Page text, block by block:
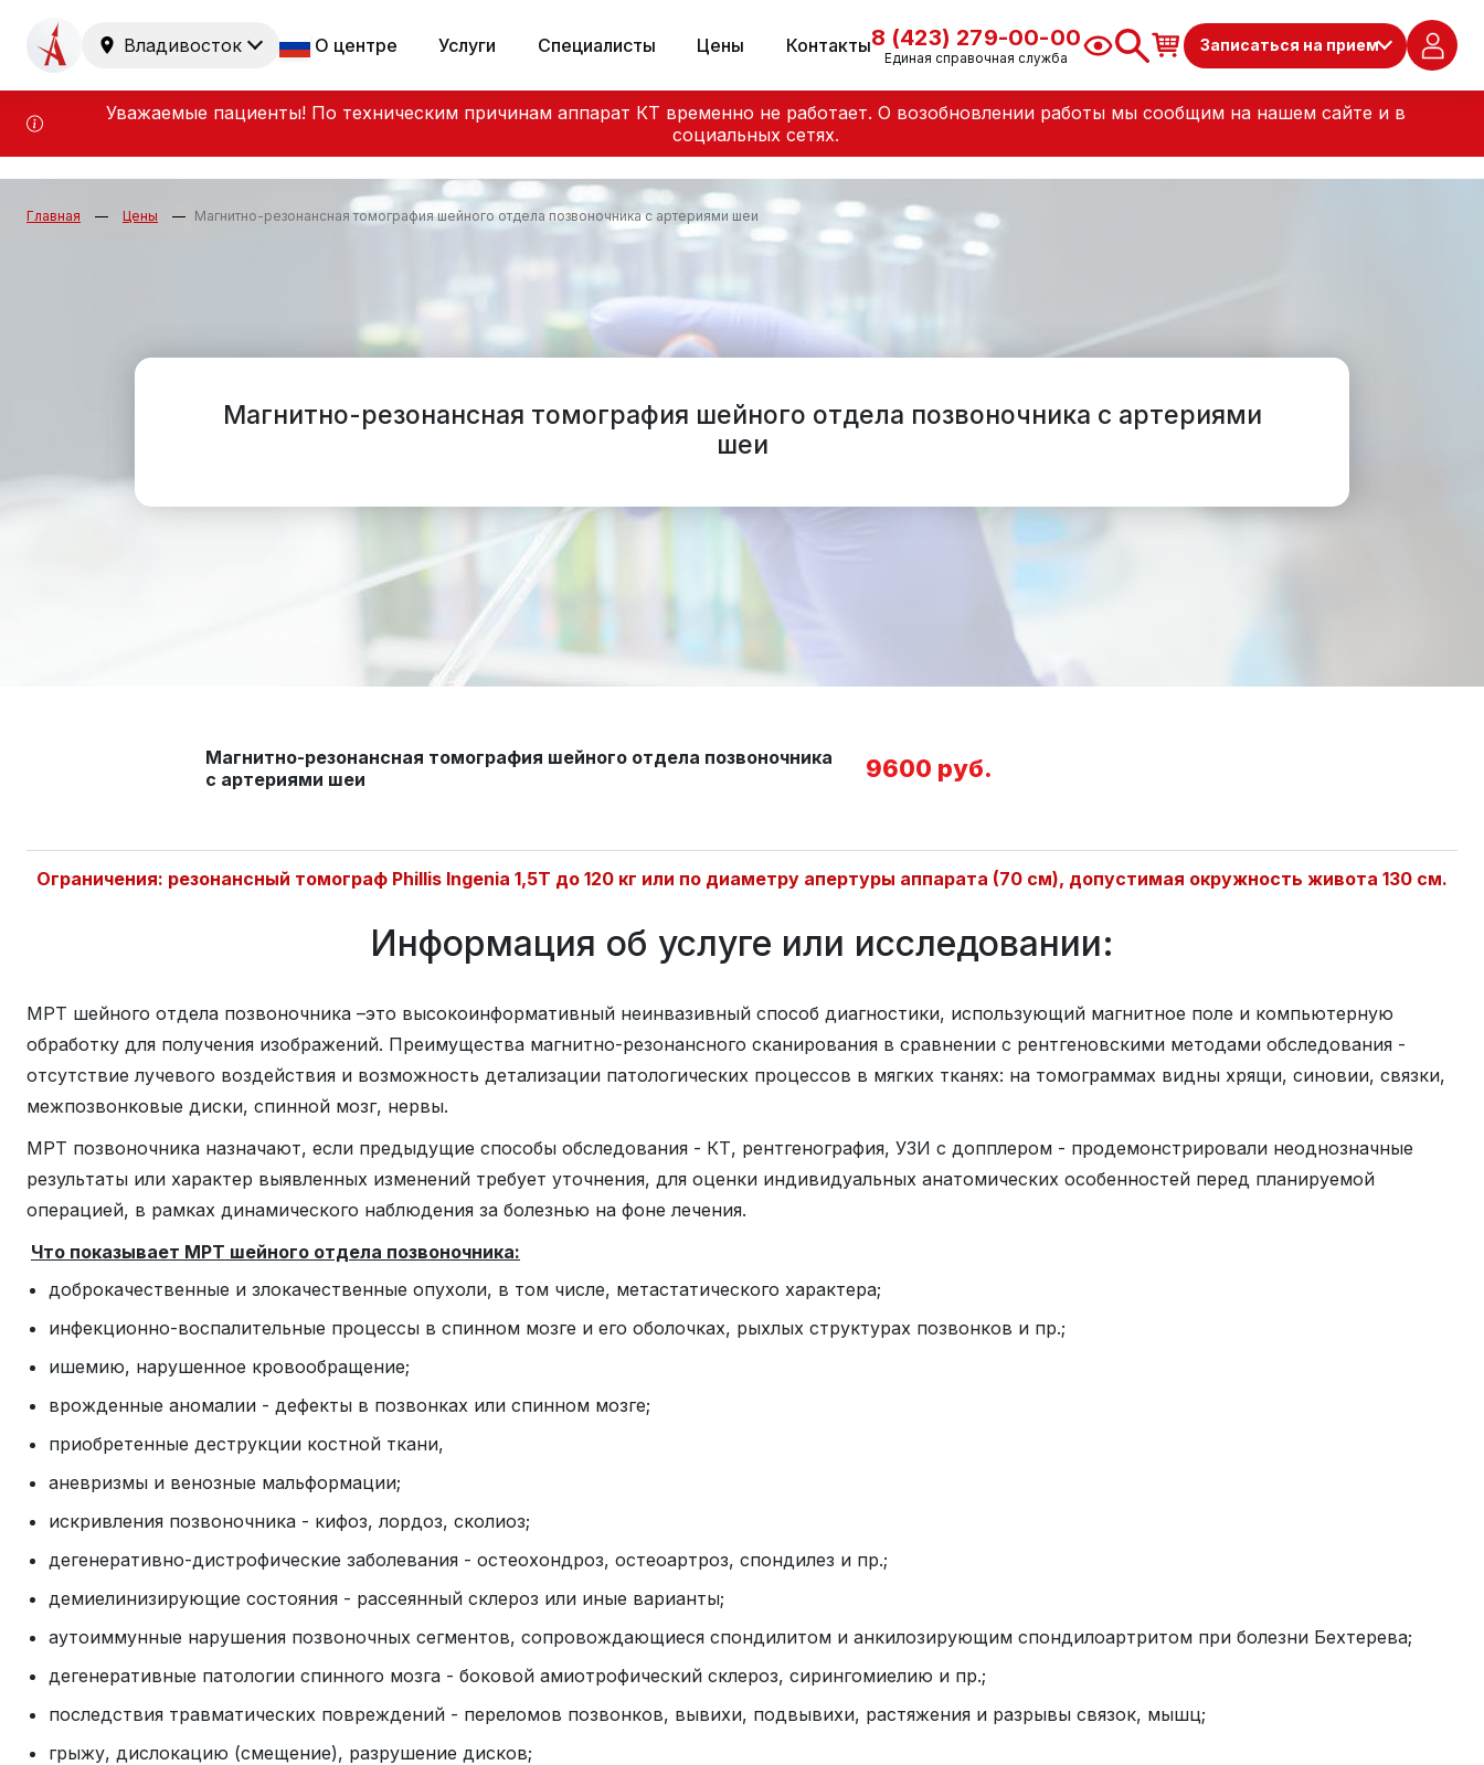
Уважаемые пациенты! По техническим причинам аппарат КТ временно не работает. О возобновлении работы мы сообщим на нашем сайте и в
социальных сетях.
Владивосток О центре Услуги Специалисты Цены Контакты8 (423) 279-00-00
Единая справочная служба
Записаться на прием
Главная Цены Магнитно-резонансная томография шейного отдела позвоночника с артериями шеи
Магнитно-резонансная томография шейного отдела позвоночника с артериями
шеи
Магнитно-резонансная томография шейного отдела позвоночника
с артериями шеи
9600 руб.
Ограничения: резонансный томограф Phillis Ingenia 1,5Т до 120 кг или по диаметру апертуры аппарата (70 см), допустимая окружность живота 130 см.
Информация об услуге или исследовании:
МРТ шейного отдела позвоночника –это высокоинформативный неинвазивный способ диагностики, использующий магнитное поле и компьютерную
обработку для получения изображений. Преимущества магнитно-резонансного сканирования в сравнении с рентгеновскими методами обследования -
отсутствие лучевого воздействия и возможность детализации патологических процессов в мягких тканях: на томограммах видны хрящи, синовии, связки,
межпозвонковые диски, спинной мозг, нервы.
МРТ позвоночника назначают, если предыдущие способы обследования - КТ, рентгенография, УЗИ с допплером - продемонстрировали неоднозначные
результаты или характер выявленных изменений требует уточнения, для оценки индивидуальных анатомических особенностей перед планируемой
операцией, в рамках динамического наблюдения за болезнью на фоне лечения.
Что показывает МРТ шейного отдела позвоночника:
доброкачественные и злокачественные опухоли, в том числе, метастатического характера;
инфекционно-воспалительные процессы в спинном мозге и его оболочках, рыхлых структурах позвонков и пр.;
ишемию, нарушенное кровообращение;
врожденные аномалии - дефекты в позвонках или спинном мозге;
приобретенные деструкции костной ткани,
аневризмы и венозные мальформации;
искривления позвоночника - кифоз, лордоз, сколиоз;
дегенеративно-дистрофические заболевания - остеохондроз, остеоартроз, спондилез и пр.;
демиелинизирующие состояния - рассеянный склероз или иные варианты;
аутоиммунные нарушения позвоночных сегментов, сопровождающиеся спондилитом и анкилозирующим спондилоартритом при болезни Бехтерева;
дегенеративные патологии спинного мозга - боковой амиотрофический склероз, сирингомиелию и пр.;
последствия травматических повреждений - переломов позвонков, вывихи, подвывихи, растяжения и разрывы связок, мышц;
грыжу, дислокацию (смещение), разрушение дисков;